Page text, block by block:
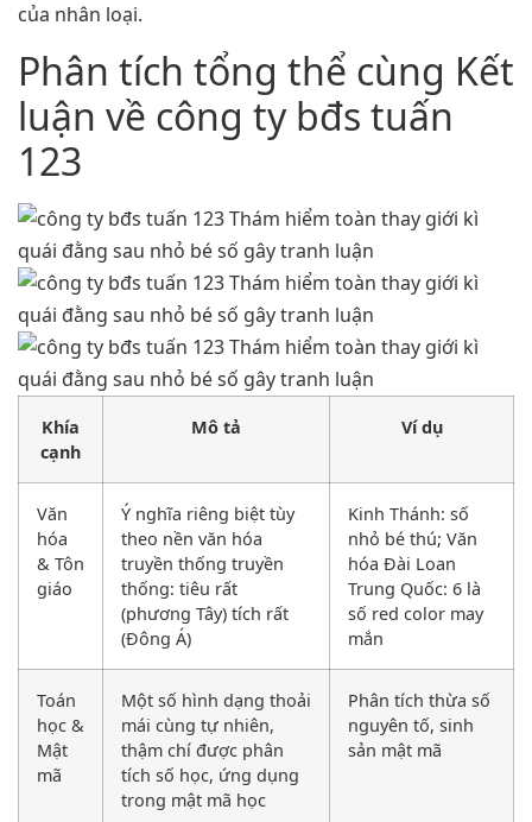
của nhân loại.
Phân tích tổng thể cùng Kết
luận về công ty bđs tuấn
123
Khía
cạnh
Mô tả Ví dụ
Văn
hóa
& Tôn
giáo
Ý nghĩa riêng biệt tùy
theo nền văn hóa
truyền thống truyền
thống: tiêu rất
(phương Tây) tích rất
(Đông Á)
Kinh Thánh: số
nhỏ bé thú; Văn
hóa Đài Loan
Trung Quốc: 6 là
số red color may
mắn
Toán
học &
Mật
mã
Một số hình dạng thoải
mái cùng tự nhiên,
thậm chí được phân
tích số học, ứng dụng
trong mật mã học
Phân tích thừa số
nguyên tố, sinh
sản mật mã